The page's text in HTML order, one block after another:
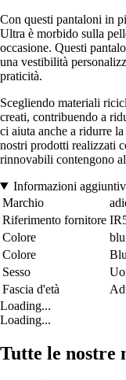
Con questi pantaloni in
Ultra è morbido sulla
occasione. Questi
una vestibilità
praticità.
Scegliendo materiali
creati, contribuendo a
ci aiuta anche a ridurre
nostri prodotti realizzati
rinnovabili contengono
Informazioni
Marchio
Riferimento fornitore
Colore
blu
Colore
Blu
Sesso
Fascia d'età
Loading...
Loading...
Tutte le nostre